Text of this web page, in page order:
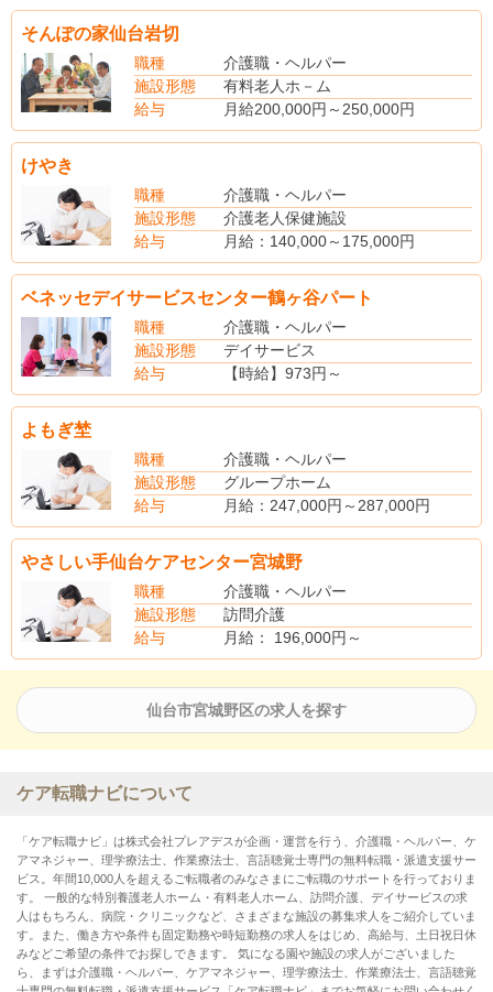
そんぽの家仙台岩切
職種
介護職・ヘルパー
施設形態
有料老人ホ－ム
給与
月給200,000円～250,000円
※経験によります
けやき
職種
介護職・ヘルパー
施設形態
介護老人保健施設
給与
月給：140,000～175,000円
（手当内訳）
（別途手当）
洗濯手当1,000円
住宅手当10,000円（本人契約賃借住宅）
家族手当20,000～30,000円（1～2人以上扶養）
正月手当5,000円/日（12/31～1/3勤務の場合）
年2回4.5ヵ月（前年実績）
ベネッセデイサービスセンター鶴ヶ谷パート
職種
介護職・ヘルパー
施設形態
デイサービス
給与
【時給】973円～
【社会保険】完備
よもぎ埜
職種
介護職・ヘルパー
施設形態
グループホーム
給与
月給：247,000円～287,000円
やさしい手仙台ケアセンター宮城野
職種
介護職・ヘルパー
施設形態
訪問介護
給与
月給： 196,000円～
仙台市宮城野区の求人を探す
ケア転職ナビについて
「ケア転職ナビ」は株式会社プレアデスが企画・運営を行う、介護職・ヘルパー、ケ
アマネジャー、理学療法士、作業療法士、言語聴覚士専門の無料転職・派遣支援サー
ビス。年間10,000人を超えるご転職者のみなさまにご転職のサポートを行っておりま
す。 一般的な特別養護老人ホーム・有料老人ホーム、訪問介護、デイサービスの求
人はもちろん、病院・クリニックなど、さまざまな施設の募集求人をご紹介していま
す。また、働き方や条件も固定勤務や時短勤務の求人をはじめ、高給与、土日祝日休
みなどご希望の条件でお探しできます。 気になる園や施設の求人がございました
ら、まずは介護職・ヘルパー、ケアマネジャー、理学療法士、作業療法士、言語聴覚